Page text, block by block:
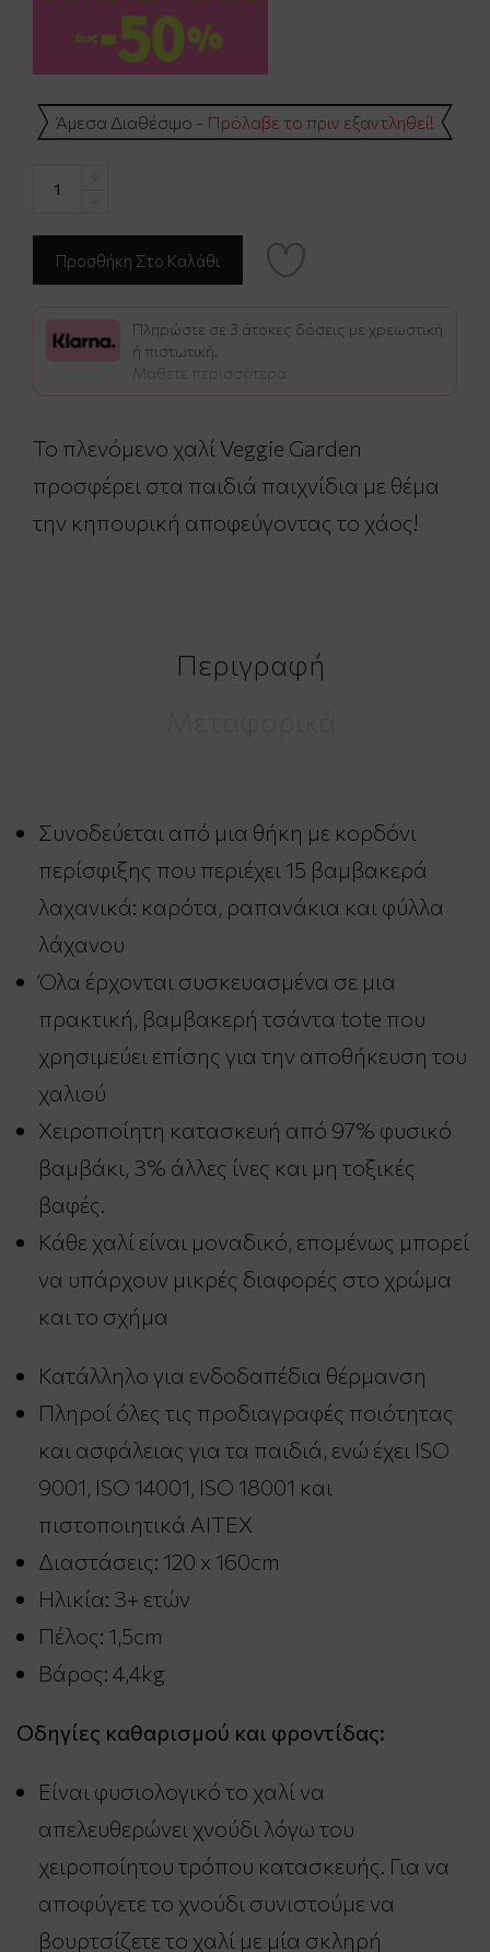
Άμεσα Διαθέσιμο - Πρόλαβε το πριν εξαντληθεί!
Πληρώστε σε 3 άτοκες δόσεις με χρεωστική
ή πιστωτική.
Μάθετε περισσότερα
Το πλενόμενο χαλί Veggie Garden
προσφέρει στα παιδιά παιχνίδια με θέμα
την κηπουρική αποφεύγοντας το χάος!
Περιγραφή
Συνοδεύεται από μια θήκη με κορδόνι
περίσφιξης που περιέχει 15 βαμβακερά
λαχανικά: καρότα, ραπανάκια και φύλλα
λάχανου
Όλα έρχονται συσκευασμένα σε μια
πρακτική, βαμβακερή τσάντα tote που
χρησιμεύει επίσης για την αποθήκευση του
χαλιού
Χειροποίητη κατασκευή από 97% φυσικό
βαμβάκι, 3% άλλες ίνες και μη τοξικές
βαφές.
Κάθε χαλί είναι μοναδικό, επομένως μπορεί
να υπάρχουν μικρές διαφορές στο χρώμα
και το σχήμα
Κατάλληλο για ενδοδαπέδια θέρμανση
Πληροί όλες τις προδιαγραφές ποιότητας
και ασφάλειας για τα παιδιά, ενώ έχει ISO
9001, ISO 14001, ISO 18001 και
πιστοποιητικά AITEX
Διαστάσεις: 120 x 160cm
Ηλικία: 3+ ετών
Πέλος: 1,5cm
Βάρος: 4,4kg
Οδηγίες καθαρισμού και φροντίδας:
Είναι φυσιολογικό το χαλί να
απελευθερώνει χνούδι λόγω του
χειροποίητου τρόπου κατασκευής. Για να
αποφύγετε το χνούδι συνιστούμε να
βουρτσίζετε το χαλί με μία σκληρή